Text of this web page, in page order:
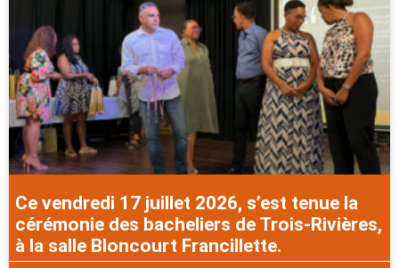
Ce vendredi 17 juillet 2026, s’est tenue la
cérémonie des bacheliers de Trois-Rivières,
à la salle Bloncourt Francillette.